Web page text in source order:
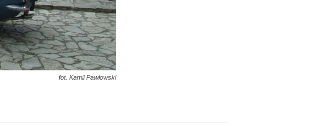
fot. Kamil Pawłowski